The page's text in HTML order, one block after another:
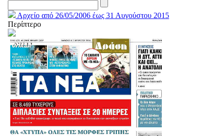
Αρχείο από 26/05/2006 έως 31 Αυγούστου 2015
Περίπτερο